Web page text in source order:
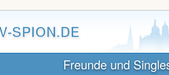
SPION.DE
Freunde und